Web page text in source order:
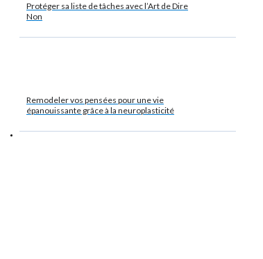
Protéger sa liste de tâches avec l’Art de Dire
Non
Remodeler vos pensées pour une vie
épanouissante grâce à la neuroplasticité